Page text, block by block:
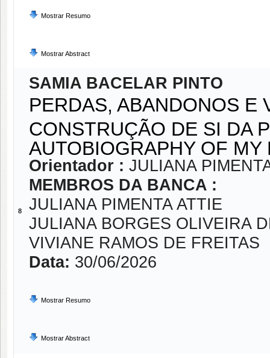
Mostrar Resumo
Mostrar Abstract
8
SAMIA BACELAR PINTO
PERDAS, ABANDONOS E
CONSTRUÇÃO DE SI DA
AUTOBIOGRAPHY OF
Orientador : JULIANA
MEMBROS DA BANCA :
JULIANA PIMENTA ATTIE
JULIANA BORGES OLIVEIRA
VIVIANE RAMOS DE FREITAS
Data: 30/06/2026
Mostrar Resumo
Mostrar Abstract